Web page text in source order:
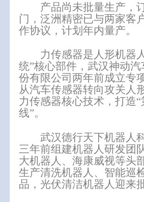
产品尚未批量生产，
门，泛洲精密已与两家客
作协议，计划年内量产。
力传感器是人形机器
统”核心部件，武汉神动
份有限公司两年前成立专
从汽车传感器转向攻关人
力传感器核心技术，打造“
线”。
武汉德行天下机器人
三年前组建机器人研发团
大机器人、海康威视等头
生产清洗机器人、智能巡
品，光伏清洁机器人迎来